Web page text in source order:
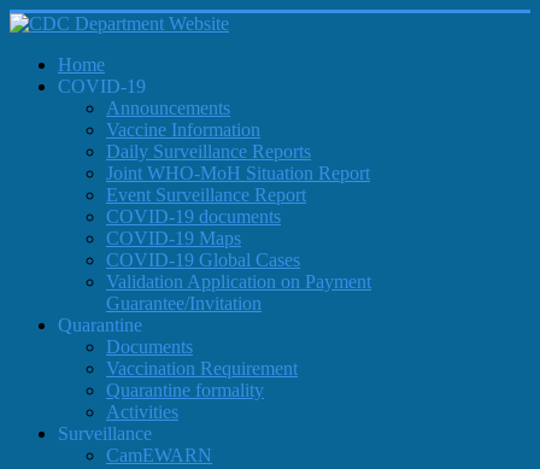
Home
COVID-19
Announcements
Vaccine Information
Daily Surveillance Reports
Joint WHO-MoH Situation Report
Event Surveillance Report
COVID-19 documents
COVID-19 Maps
COVID-19 Global Cases
Validation Application on Payment
Guarantee/Invitation
Quarantine
Documents
Vaccination Requirement
Quarantine formality
Activities
Surveillance
CamEWARN